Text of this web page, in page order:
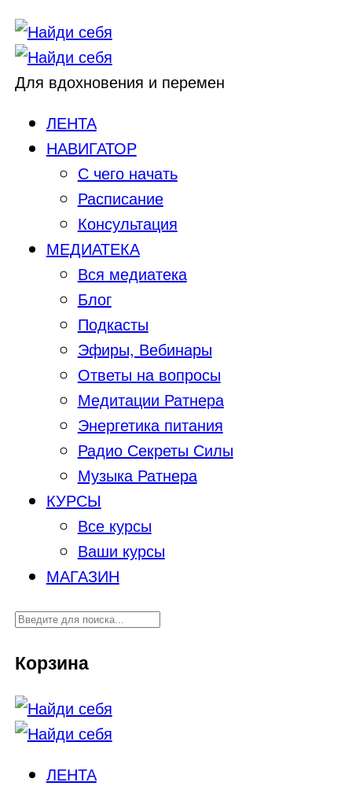
Для вдохновения и перемен
ЛЕНТА
НАВИГАТОР
С чего начать
Расписание
Консультация
МЕДИАТЕКА
Вся медиатека
Блог
Подкасты
Эфиры, Вебинары
Ответы на вопросы
Медитации Ратнера
Энергетика питания
Радио Секреты Силы
Музыка Ратнера
КУРСЫ
Все курсы
Ваши курсы
МАГАЗИН
Корзина
ЛЕНТА